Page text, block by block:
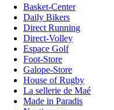
Basket-Center
Daily Bikers
Direct Running
Direct-Volley
Espace Golf
Foot-Store
Galope-Store
House of Rugby
La sellerie de Maé
Made in Paradis